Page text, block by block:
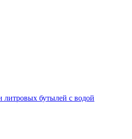
литровых бутылей с водой